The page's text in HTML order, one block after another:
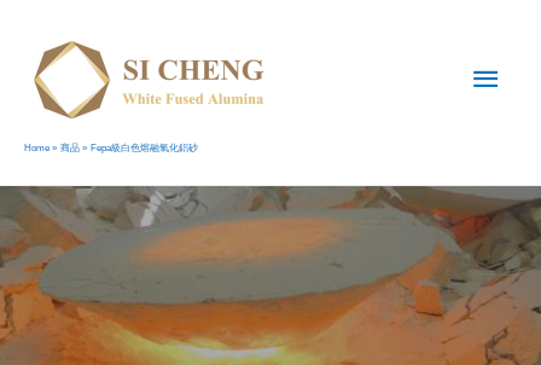
Home 商品 Fepa級白色熔融氧化鋁砂